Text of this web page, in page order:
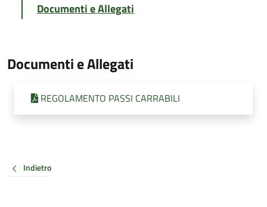
Documenti e Allegati
Documenti e Allegati
REGOLAMENTO PASSI CARRABILI
Indietro